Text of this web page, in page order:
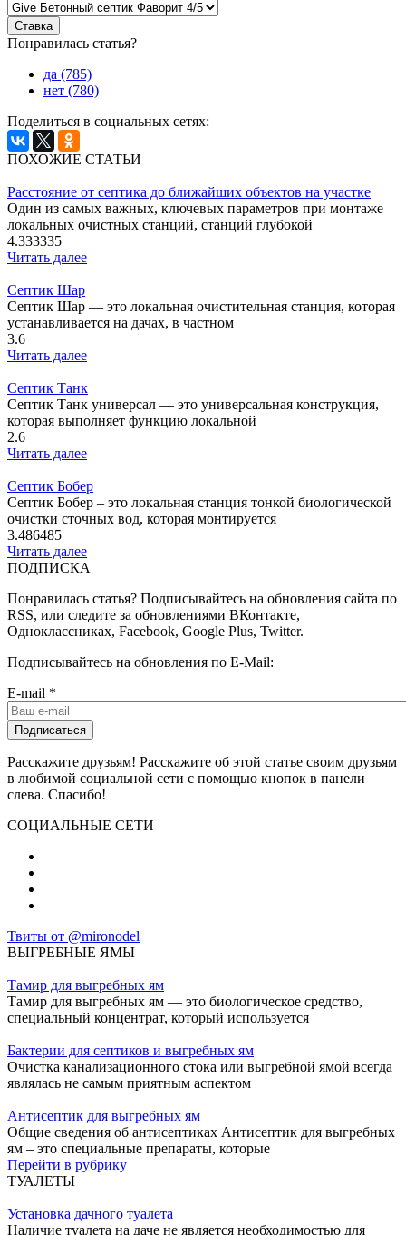
Понравилась статья?
да (785)
нет (780)
Поделиться в социальных сетях:
ПОХОЖИЕ СТАТЬИ
Расстояние от септика до ближайших объектов на участке
Один из самых важных, ключевых параметров при монтаже
локальных очистных станций, станций глубокой
4.333335
Читать далее
Септик Шар
Септик Шар — это локальная очистительная станция, которая
устанавливается на дачах, в частном
3.6
Читать далее
Септик Танк
Септик Танк универсал — это универсальная конструкция,
которая выполняет функцию локальной
2.6
Читать далее
Септик Бобер
Септик Бобер – это локальная станция тонкой биологической
очистки сточных вод, которая монтируется
3.486485
Читать далее
ПОДПИСКА
Понравилась статья? Подписывайтесь на обновления сайта по
RSS, или следите за обновлениями ВКонтакте,
Одноклассниках, Facebook, Google Plus, Twitter.
Подписывайтесь на обновления по E-Mail:
E-mail *
Расскажите друзьям! Расскажите об этой статье своим друзьям
в любимой социальной сети с помощью кнопок в панели
слева. Спасибо!
СОЦИАЛЬНЫЕ СЕТИ
Твиты от @mironodel
ВЫГРЕБНЫЕ ЯМЫ
Тамир для выгребных ям
Тамир для выгребных ям — это биологическое средство,
специальный концентрат, который используется
Бактерии для септиков и выгребных ям
Очистка канализационного стока или выгребной ямой всегда
являлась не самым приятным аспектом
Антисептик для выгребных ям
Общие сведения об антисептиках Антисептик для выгребных
ям – это специальные препараты, которые
Перейти в рубрику
ТУАЛЕТЫ
Установка дачного туалета
Наличие туалета на даче не является необходимостью для